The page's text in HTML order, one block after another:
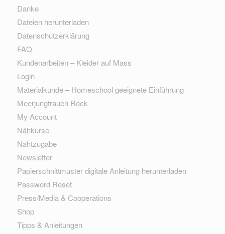
Danke
Dateien herunterladen
Datenschutzerklärung
FAQ
Kundenarbeiten – Kleider auf Mass
Login
Materialkunde – Homeschool geeignete Einführung
Meerjungfrauen Rock
My Account
Nähkurse
Nahtzugabe
Newsletter
Papierschnittmuster digitale Anleitung herunterladen
Password Reset
Press/Media & Cooperations
Shop
Tipps & Anleitungen